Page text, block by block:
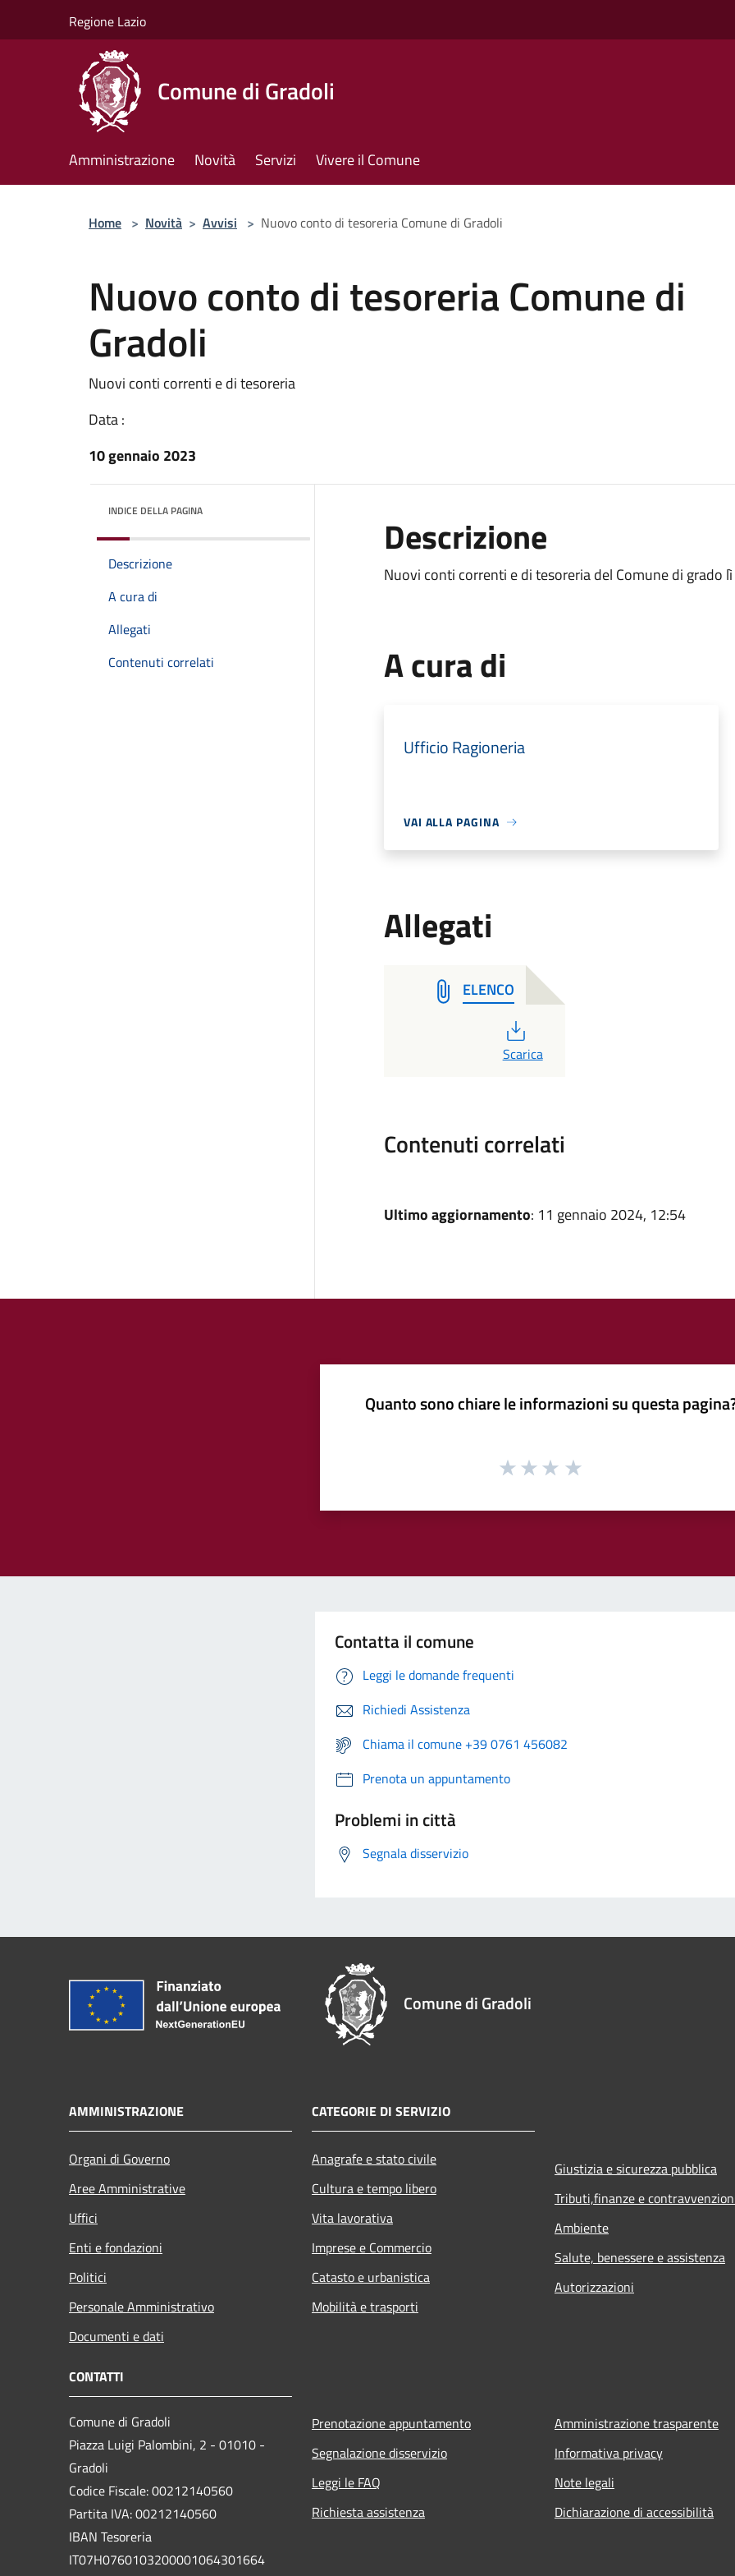
Regione Lazio
Comune di Gradoli
Amministrazione Novità Servizi Vivere il Comune
Home > Novità > Avvisi > Nuovo conto di tesoreria Comune di Gradoli
Nuovo conto di tesoreria Comune di
Gradoli
Nuovi conti correnti e di tesoreria
Data :
10 gennaio 2023
INDICE DELLA PAGINA
Descrizione
A cura di
Allegati
Contenuti correlati
Descrizione
Nuovi conti correnti e di tesoreria del Comune di grado
A cura di
Ufficio Ragioneria
VAI ALLA PAGINA
Allegati
ELENCO
PDF
Scarica
Contenuti correlati
Ultimo aggiornamento: 11 gennaio 2024, 12:54
Quanto sono chiare le informazioni su questa
Contatta il comune
Leggi le domande frequenti
Richiedi Assistenza
Chiama il comune +39 0761 456082
Prenota un appuntamento
Problemi in città
Segnala disservizio
Comune di Gradoli
AMMINISTRAZIONE
Organi di Governo
Aree Amministrative
Uffici
Enti e fondazioni
Politici
Personale Amministrativo
Documenti e dati
CATEGORIE DI SERVIZIO
Anagrafe e stato civile
Cultura e tempo libero
Vita lavorativa
Imprese e Commercio
Catasto e urbanistica
Mobilità e trasporti
Giustizia e sicurezza pubblica
Tributi,finanze e
Ambiente
Salute, benessere e assistenza
Autorizzazioni
CONTATTI
Comune di Gradoli
Piazza Luigi Palombini, 2 - 01010 -
Gradoli
Codice Fiscale: 00212140560
Partita IVA: 00212140560
IBAN Tesoreria
IT07H0760103200001064301664
Prenotazione appuntamento
Segnalazione disservizio
Leggi le FAQ
Richiesta assistenza
Amministrazione trasparente
Informativa privacy
Note legali
Dichiarazione di accessibilità